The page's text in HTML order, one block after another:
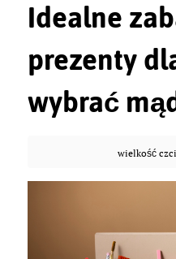
Idealne
prezenty
wybrać
wielkość